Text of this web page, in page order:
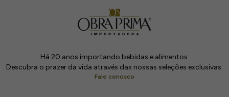
Há 20 anos importando bebidas e alimentos.
Descubra o prazer da vida através das nossas seleções exclusivas.
Fale conosco